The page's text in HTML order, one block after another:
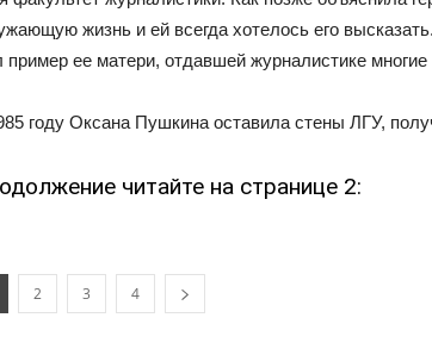
жизнь и ей всегда хотелось его
ее матери, отдавшей журналистике многие
году Оксана Пушкина оставила стены ЛГУ,
читайте на странице 2:
2 3 4